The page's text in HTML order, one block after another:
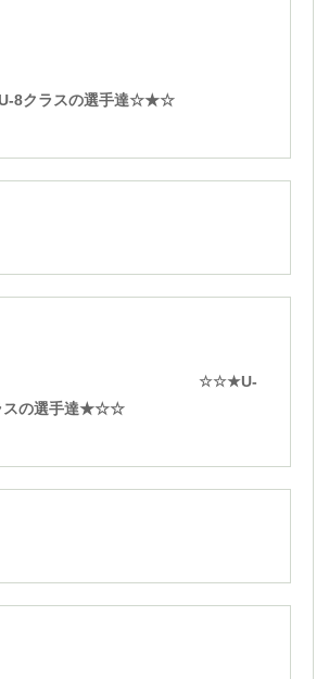
8クラスの選手達☆★☆
スの選手達★☆☆